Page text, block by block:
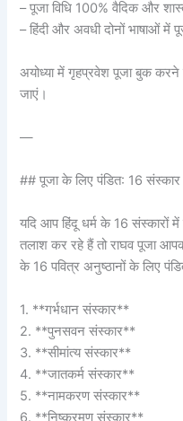
– पूजा विधि 100% वैदिक और
– हिंदी और अवधी दोनों भाषाओं में
अयोध्या में गृहप्रवेश पूजा बुक
जाएं।
—
## पूजा के लिए पंडित: 16 संस्कार
यदि आप हिंदू धर्म के 16 संस्कारों
तलाश कर रहे हैं तो राघव पूजा
के 16 पवित्र अनुष्ठानों के लिए
1. **गर्भधान संस्कार**
2. **पुनसवन संस्कार**
3. **सीमांत्य संस्कार**
4. **जातकर्म संस्कार**
5. **नामकरण संस्कार**
6. **निष्क्रमण संस्कार**